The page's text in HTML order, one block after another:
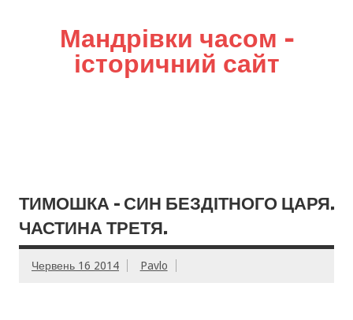
Мандрівки часом –
історичний сайт
ТИМОШКА – СИН БЕЗДІТНОГО ЦАРЯ.
ЧАСТИНА ТРЕТЯ.
Червень 16 2014 Pavlo